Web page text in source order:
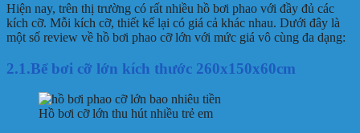
Hiện nay, trên thị trường có rất nhiều hồ bơi phao với đầy đủ các
kích cỡ. Mỗi kích cỡ, thiết kế lại có giá cả khác nhau. Dưới đây là
một số review về hồ bơi phao cỡ lớn với mức giá vô cùng đa dạng:
2.1.Bể bơi cỡ lớn kích thước 260x150x60cm
Hồ bơi cỡ lớn thu hút nhiều trẻ em